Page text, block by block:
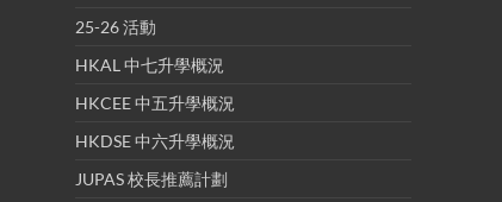
25-26 活動
HKAL 中七升學概況
HKCEE 中五升學概況
HKDSE 中六升學概況
JUPAS 校長推薦計劃